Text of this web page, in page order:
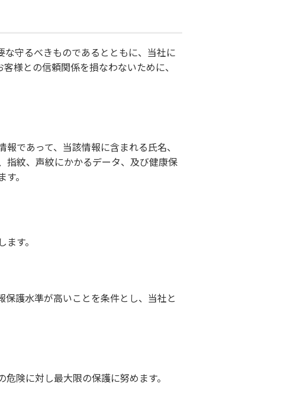
守るべきものであるとともに、当社に
様との信頼関係を損なわないために、
であって、当該情報に含まれる氏名、
指紋、声紋にかかるデータ、及び健康保
。
す。
護水準が高いことを条件とし、当社と
険に対し最大限の保護に努めます。